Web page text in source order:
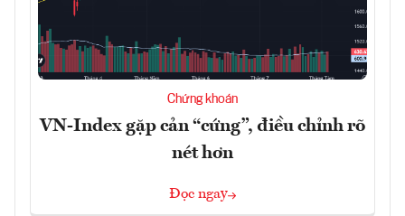
Chứng khoán
VN-Index gặp cản “cứng”, điều chỉnh rõ
nét hơn
Đọc ngay